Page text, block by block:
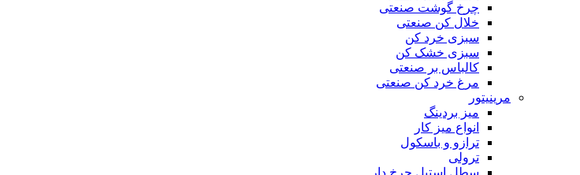
چرخ گوشت صنعتی
خلال کن صنعتی
سبزی خرد کن
سبزی خشک کن
کالباس بر صنعتی
مرغ خرد کن صنعتی
مرینیتور
میز بردینگ
انواع میز کار
ترازو و باسکول
ترولی
سطل استیل چرخ دار